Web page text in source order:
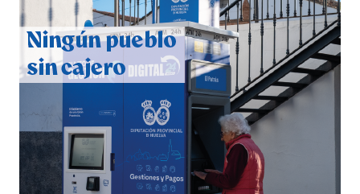
CUARTA CORRIDA DE LAS FIESTAS COLOMBINAS
2026
hace 1 semana ·Huelvatv